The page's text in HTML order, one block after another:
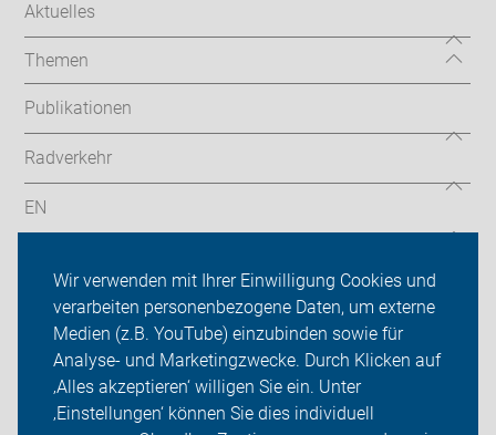
Wir verwenden mit Ihrer Einwilligung Cookies und
verarbeiten personenbezogene Daten, um externe
Medien (z.B. YouTube) einzubinden sowie für
Analyse- und Marketingzwecke. Durch Klicken auf
‚Alles akzeptieren‘ willigen Sie ein. Unter
‚Einstellungen‘ können Sie dies individuell
Aktuelles
Themen
Publikationen
Radverkehr
EN
ADFC Köln
Sei dabei
Presse